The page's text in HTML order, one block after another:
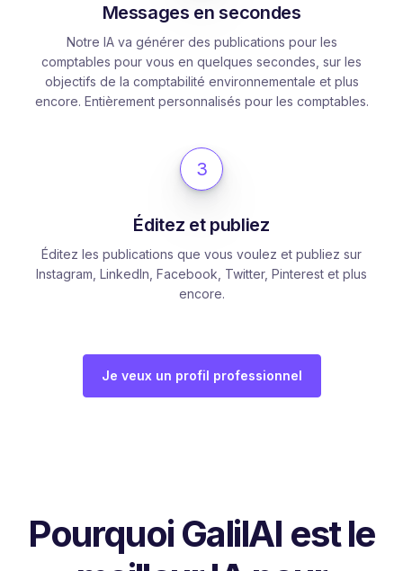
Messages en secondes
Notre IA va générer des publications pour les
comptables pour vous en quelques secondes, sur les
objectifs de la comptabilité environnementale et plus
encore. Entièrement personnalisés pour les comptables.
3
Éditez et publiez
Éditez les publications que vous voulez et publiez sur
Instagram, LinkedIn, Facebook, Twitter, Pinterest et plus
encore.
Je veux un profil professionnel
Pourquoi GalilAI est le